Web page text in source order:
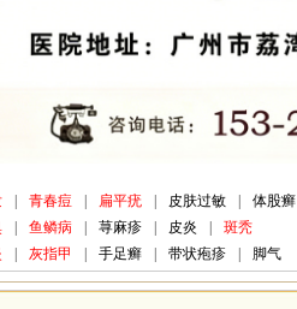
青春痘 扁平疣 皮肤过敏
体股癣
鱼鳞病 荨麻疹 皮炎
斑秃
灰指甲 手足癣 带状疱疹 脚气